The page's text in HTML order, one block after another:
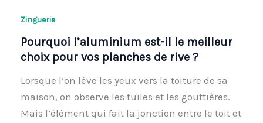
Zinguerie
Pourquoi l’aluminium est-il le meilleur
choix pour vos planches de rive ?
Lorsque l’on lève les yeux vers la toiture de sa
maison, on observe les tuiles et les gouttières.
Mais l’élément qui fait la jonction entre le toit et